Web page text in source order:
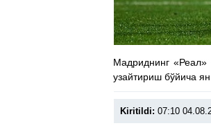
Мадриднинг «Реал»
узайтириш бўйича
Kiritildi: 07:10